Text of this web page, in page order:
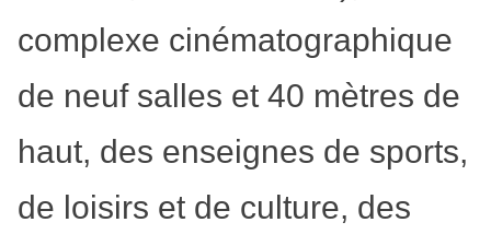
complexe cinématographique
de neuf salles et 40 mètres de
haut, des enseignes de sports,
de loisirs et de culture, des